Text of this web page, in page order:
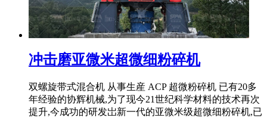
冲击磨亚微米超微细粉碎机
双螺旋带式混合机 从事生産 ACP 超微粉碎机 已有20多
年经验的协辉机械,为了现今21世纪科学材料的技术再次
提升,今成功的研发岀新一代的亚微米级超微细粉碎机,已